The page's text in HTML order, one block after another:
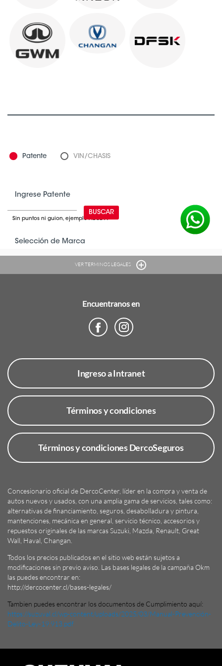
VER TERMINOS LEGALES
Encuentranos en
Ingreso a Intranet
Términos y condiciones
Términos y condiciones DercoSeguros
Concesionario oficial de DercoCenter, líder en la compra y venta de
autos nuevos y usados, con una amplia gama de servicios, tales como:
alternativas de financiamiento, seguros, desabolladura y pintura,
mantenciones, mecánica en general, servicio técnico, accesorios y
repuestos originales de las marcas Suzuki, Mazda, Renault, Great
Wall, Haval, Changan.
Todos los precios publicados en el sitio web están sujetos a
modificaciones sin previo aviso. Las bases legales de la campaña Okm
las puedes encontrar en:
http://dercocenter.cl/bases-legales/
Tambien puedes encontrar los documentos de Cumplimiento aquí:
https://suzuval.cl/wp-content/uploads/2025/03/Manual-Prevención-
Delito-Ley-19.913.pdf